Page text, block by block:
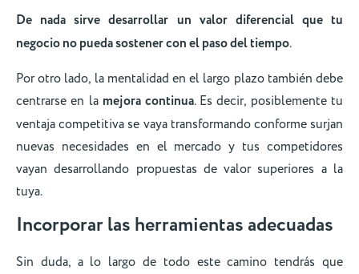
De nada sirve desarrollar un valor diferencial que tu
negocio no pueda sostener con el paso del tiempo.
Por otro lado, la mentalidad en el largo plazo también debe
centrarse en la mejora continua. Es decir, posiblemente tu
ventaja competitiva se vaya transformando conforme surjan
nuevas necesidades en el mercado y tus competidores
vayan desarrollando propuestas de valor superiores a la
tuya.
Incorporar las herramientas adecuadas
Sin duda, a lo largo de todo este camino tendrás que